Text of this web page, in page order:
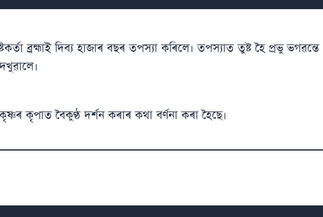
ব্ৰহ্মাই দিব্য হাজাৰ বছৰ তপস্যা কৰিলে। তপস্যাত তুষ্ট হৈ প্ৰভু ভগৱন্তে
কৃপাত বৈকুণ্ঠ দৰ্শন কৰাৰ কথা বৰ্ণনা কৰা হৈছে।